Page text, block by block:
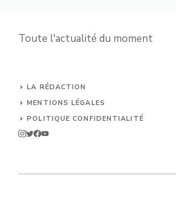
Toute l'actualité du moment
LA RÉDACTION
MENTIONS LÉGALES
POLITIQUE CONFIDENTIALITÉ